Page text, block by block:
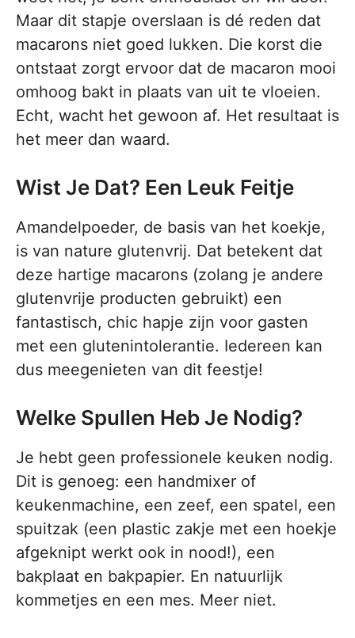
Maar dit stapje overslaan is dé reden dat
macarons niet goed lukken. Die korst die
ontstaat zorgt ervoor dat de macaron mooi
omhoog bakt in plaats van uit te vloeien.
Echt, wacht het gewoon af. Het resultaat is
het meer dan waard.
Wist Je Dat? Een Leuk Feitje
Amandelpoeder, de basis van het koekje,
is van nature glutenvrij. Dat betekent dat
deze hartige macarons (zolang je andere
glutenvrije producten gebruikt) een
fantastisch, chic hapje zijn voor gasten
met een glutenintolerantie. Iedereen kan
dus meegenieten van dit feestje!
Welke Spullen Heb Je Nodig?
Je hebt geen professionele keuken nodig.
Dit is genoeg: een handmixer of
keukenmachine, een zeef, een spatel, een
spuitzak (een plastic zakje met een hoekje
afgeknipt werkt ook in nood!), een
bakplaat en bakpapier. En natuurlijk
kommetjes en een mes. Meer niet.